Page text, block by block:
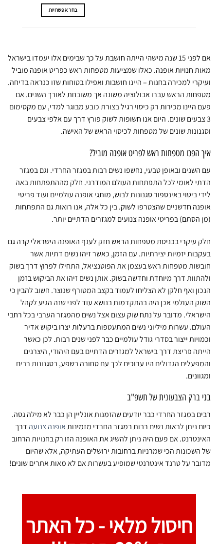
בחר אפשרויות
סוגים.
ניתן
לבחור
את
האפשרויות
בעמוד
המוצר
אם לפני 15 שנה מישהי הייתה חושבת על כך שבימים אלו יעמדו בישראל
מאות חנויות אופנה. כאלו שמציעות מטפחות ראש כפריט אופנה מוביל
ועיקרי למכירה בחנות – היינו חושבות ואפילו בטוחות שזו כנראה בדיחה.
מטפחות הראש עברו אבולוציה משונה אך משובחת לאורך השנים. אם
פעם היינו מכירות רק כיסוי רגיל בצורת כובע מבוגר למדי, עם מקסימום
3 צבעים שונים. היום אנו חשופות לשוק פורץ דרך עם אלפי צבעים
וסגנונות שונים של מטפחות לכיסוי הראש של האישה.
איך הפכו מטפחות ראש לפריט אופנה מוביל?
עם השנים ובאופן טבעי, נחשפו נשים רבות במגזר החרדי. וגם במגזר
הדתי לאומי לכל התפתחות העולם המודרני. חלק מההתפתחות באה
לידי ביטוי באינספור סגנונות לבוש, מותגי אופנה עולמיים ועוד פריטי
אופנה חדשניים שהצטרפו לשוק. בין כל אלה, אנו רואות גם התפתחות
(מן הסתם) בפריטי אופנה צנועים למגזרים הדתיים יותר.
חלק עיקרי בכניסת מטפחות הראש חזק לענף האופנה הישראלי קרה גם
בעקבות יזמיות יצירתיות. עם הזמן, כאשר זיהו נשים דתיות אשר
חובשות מטפחות ראש בעצמן את הפוטנציאל, התחילו לפרוץ דרך בשוק
ולהתוות דרך מיוחדת וחדשה בשוק. אותן נשים זיהו את הביקוש בזמן
הנכון ואף חלקן לא הצליחו לעמוד בקצב המטורף שנוצר. חשוב להבין כי
השוק העולמי אכן היה בהתקדמות בנושא עוד לפני שזה הגיע לקהל
הישראלי. מדובר על נתח שוק עצום אצל נשים מהמגזר הערבי בכל רחבי
העולם. עשרות מיליוני נשים המתעטפות ברעלות יצרו ביקוש אדיר
וכמויות ייצור בסדרי גודל עולמיים כבר לפני שנים רבות. לכן כאשר
הייתה פריצת דרך בישראל למגזרים הדתיים בעם היהודי, היצרנים
והמפעלים הגדולים היו ערוכים לכך עם סחורה בשפע, בסגנונות רבים
ומגוונים.
בני ברק הצבעונית של תשפ"ב
רבים במגזר החרדי כבר יודעים שהזמנות אונליין הן כבר לא מילה גסה.
כיום ניתן לראות נשים רבות במגזר החרדי מזמינותאופנה צנועה דרך
האינטרנט. אם פעם היה ניתן להשיג את האופנה הזו רק בחנויות הרחוב
של השכונות הכי שמרניות ברחובות ירושלים העתיקה, אלא שהיום
מדובר על טרנד אינטרנטי שמופיע בעשרות אם לא מאות אתרים שונים!
חיסול מלאי -כל האתר